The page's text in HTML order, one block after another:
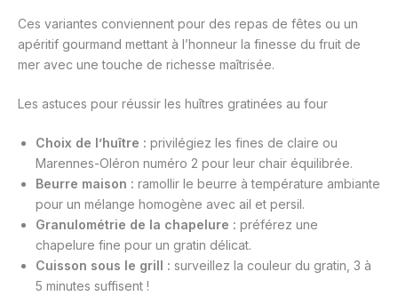
Ces variantes conviennent pour des repas de fêtes ou un
apéritif gourmand mettant à l’honneur la finesse du fruit de
mer avec une touche de richesse maîtrisée.
Les astuces pour réussir les huîtres gratinées au four
Choix de l’huître : privilégiez les fines de claire ou
Marennes-Oléron numéro 2 pour leur chair équilibrée.
Beurre maison : ramollir le beurre à température ambiante
pour un mélange homogène avec ail et persil.
Granulométrie de la chapelure : préférez une
chapelure fine pour un gratin délicat.
Cuisson sous le grill : surveillez la couleur du gratin, 3 à
5 minutes suffisent !